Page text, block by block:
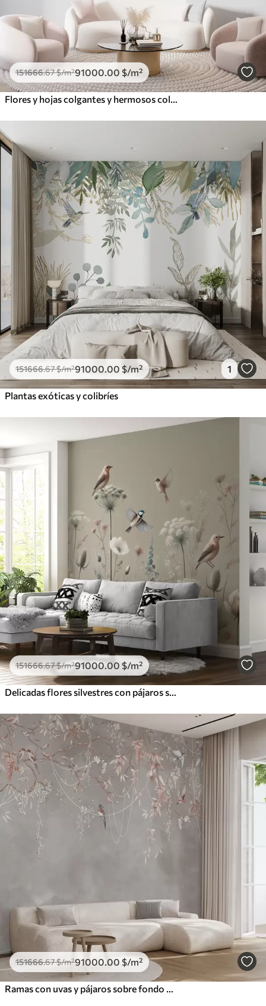
151666.67$/m²91000.00 $/m²
Flores y hojas colgantes y hermosos colibríes
151666.67$/m²91000.00 $/m² 1
Plantas exóticas y colibríes
151666.67$/m²91000.00 $/m²
Delicadas flores silvestres con pájaros sobre fondo beige
151666.67$/m²91000.00 $/m²
Ramas con uvas y pájaros sobre fondo gris rosado cálido